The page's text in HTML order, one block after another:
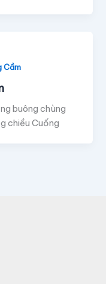
Cầm
buông chùng
chiều Cuống